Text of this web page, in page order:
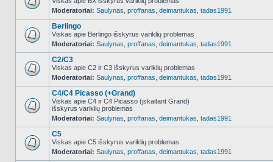
NO_UNREAD_POSTS
Moderatoriai: Saulynas proffanas deimantukas tadas1991
NO_UNREAD_POSTS
Berlingo
Viskas apie Berlingo išskyrus variklių problemas
Moderatoriai: Saulynas proffanas deimantukas tadas1991
NO_UNREAD_POSTS
C2/C3
Viskas apie C2 ir C3 išskyrus variklių problemas
Moderatoriai: Saulynas proffanas deimantukas tadas1991
NO_UNREAD_POSTS
C4/C4 Picasso (+Grand)
Viskas apie C4 ir C4 Picasso (įskaitant Grand)
išskyrus variklių problemas
Moderatoriai: Saulynas proffanas deimantukas tadas1991
NO_UNREAD_POSTS
C5
Viskas apie C5 išskyrus variklių problemas
Moderatoriai: Saulynas proffanas deimantukas tadas1991